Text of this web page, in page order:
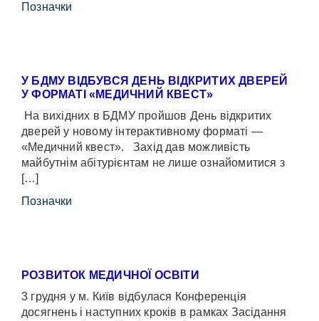
Позначки
У БДМУ ВІДБУВСЯ ДЕНЬ ВІДКРИТИХ ДВЕРЕЙ
У ФОРМАТІ «МЕДИЧНИЙ КВЕСТ»
На вихідних в БДМУ пройшов День відкритих
дверей у новому інтерактивному форматі —
«Медичний квест». Захід дав можливість
майбутнім абітурієнтам не лише ознайомитися з
[…]
Позначки
РОЗВИТОК МЕДИЧНОЇ ОСВІТИ
3 грудня у м. Київ відбулася Конференція
досягнень і наступних кроків в рамках Засідання